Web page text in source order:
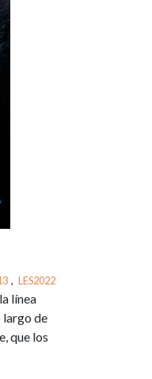
, LES2022
línea
largo de
que los